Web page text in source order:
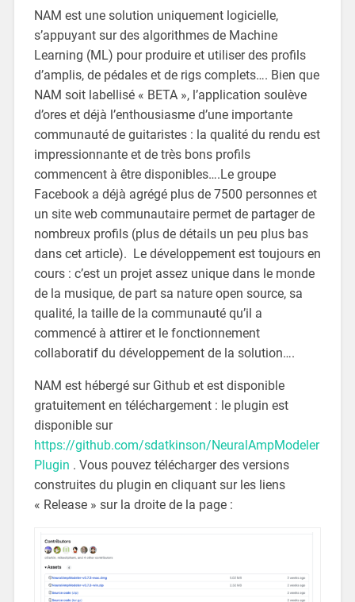
NAM est une solution uniquement logicielle,
s’appuyant sur des algorithmes de Machine
Learning (ML) pour produire et utiliser des profils
d’amplis, de pédales et de rigs complets…. Bien que
NAM soit labellisé « BETA », l’application soulève
d’ores et déjà l’enthousiasme d’une importante
communauté de guitaristes : la qualité du rendu est
impressionnante et de très bons profils
commencent à être disponibles….Le groupe
Facebook a déjà agrégé plus de 7500 personnes et
un site web communautaire permet de partager de
nombreux profils (plus de détails un peu plus bas
dans cet article). Le développement est toujours en
cours : c’est un projet assez unique dans le monde
de la musique, de part sa nature open source, sa
qualité, la taille de la communauté qu’il a
commencé à attirer et le fonctionnement
collaboratif du développement de la solution….
NAM est hébergé sur Github et est disponible
gratuitement en téléchargement : le plugin est
disponible sur
https://github.com/sdatkinson/NeuralAmpModeler
Plugin . Vous pouvez télécharger des versions
construites du plugin en cliquant sur les liens
« Release » sur la droite de la page :